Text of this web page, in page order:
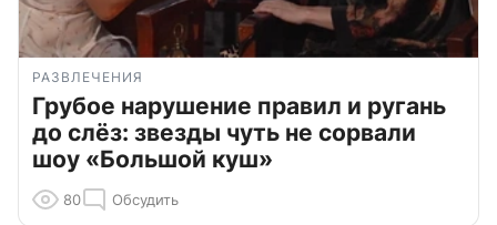
РАЗВЛЕЧЕНИЯ
Грубое нарушение правил и ругань
до слёз: звезды чуть не сорвали
шоу «Большой куш»
80 Обсудить